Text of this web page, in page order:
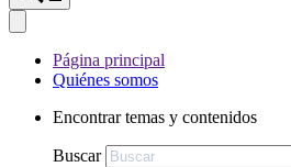
Página principal
Quiénes somos
Encontrar temas y contenidos
Buscar